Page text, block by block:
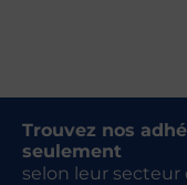
Trouvez nos
seulement
selon leur secteur